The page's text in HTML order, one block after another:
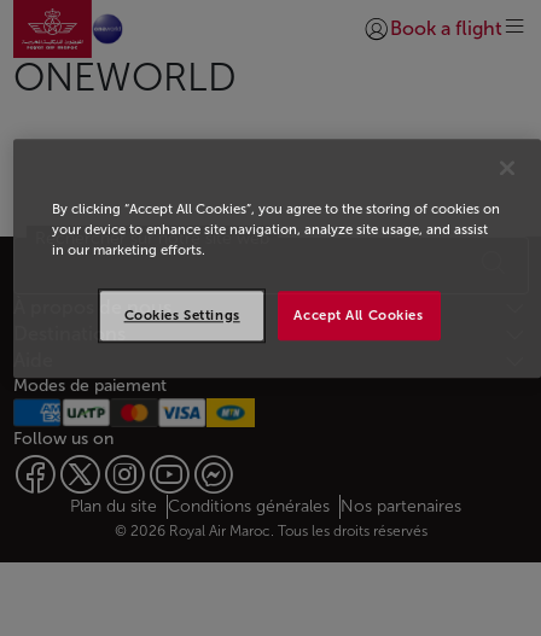
Saut au contenu principal
Aller à la page accueil
Se connecter |
Book a flight
ONEWORLD
Bas de page Plan du site
Rechercher sur notre site web
À propos de nous
Destinations
Modes de paiement
Follow us on
Web map links
$Title.getData()
Plan du site Conditions générales Nos partenaires
© 2026 Royal Air Maroc. Tous les droits réservés
By clicking “Accept All Cookies”, you agree to the storing of cookies on
your device to enhance site navigation, analyze site usage, and assist
in our marketing efforts.
Accept All Cookies
Cookies Settings